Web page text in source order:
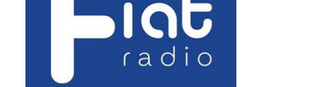
Wielki Piątek 2019
Wielki Czwartek 2019
Droga Krzyżowa w parafii św. Jakuba
Apostoła w Częstochowie 2019